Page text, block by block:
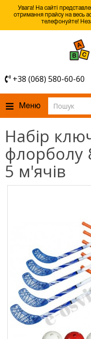
Увага! На сайті
отримання прайсу на весь
телефонуйте!
+38 (068) 580-60-60
Меню
Набір
флорболу
5 м'ячів